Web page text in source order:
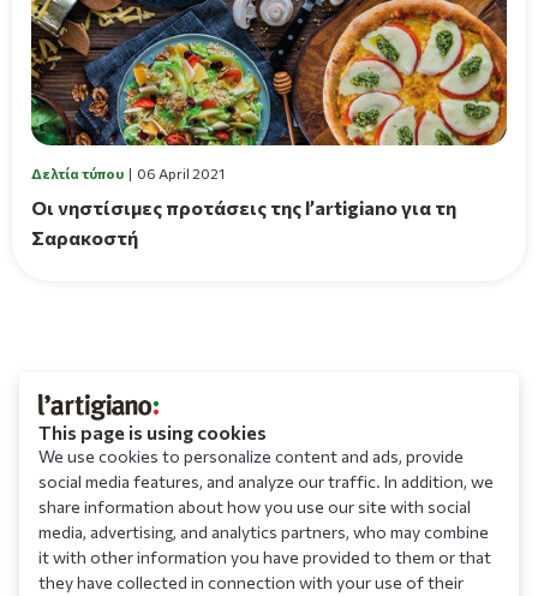
Δελτία τύπου 06 April 2021
Οι νηστίσιμες προτάσεις της l’artigiano για τη
Σαρακοστή
This page is using cookies
We use cookies to personalize content and ads, provide
social media features, and analyze our traffic. In addition, we
share information about how you use our site with social
media, advertising, and analytics partners, who may combine
it with other information you have provided to them or that
they have collected in connection with your use of their